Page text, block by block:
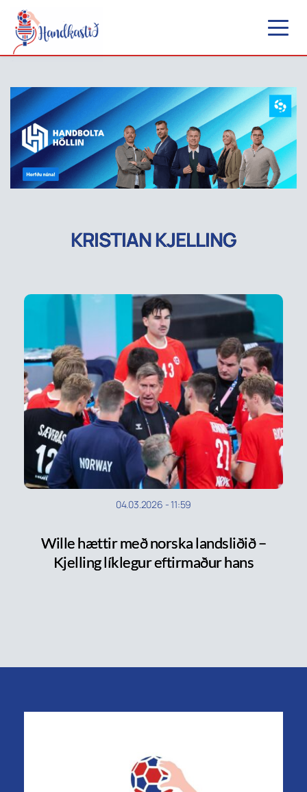
KRISTIAN KJELLING
04.03.2026 -11:59
Wille hættir með norska landsliðið –
Kjelling líklegur eftirmaður hans